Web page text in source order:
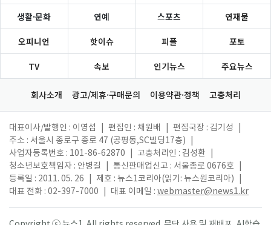
생활·문화 연예 스포츠 연재물
오피니언 핫이슈 피플 포토
TV 속보 인기뉴스 주요뉴스
회사소개 광고/제휴·구매문의 이용약관·정책 고충처리
대표이사/발행인 : 이영섭 편집인 : 채원배 편집국장 : 김기성
주소 : 서울시 종로구 종로 47 (공평동,SC빌딩17층)
사업자등록번호 : 101-86-62870
고충처리인 : 김성환
청소년보호책임자 : 안병길
통신판매업신고 : 서울종로 0676호
등록일 : 2011. 05. 26
제호 : 뉴스1코리아(읽기: 뉴스원코리아)
대표 전화 : 02-397-7000
대표 이메일 : webmaster@news1.kr